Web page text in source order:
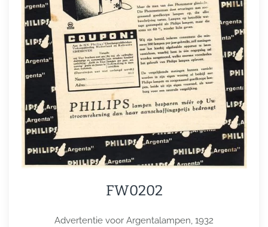
FW0202
Advertentie voor Argentalampen, 1932